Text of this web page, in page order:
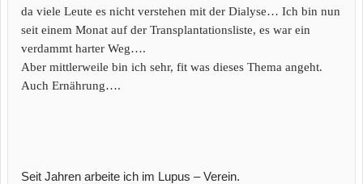
da viele Leute es nicht verstehen mit der Dialyse… Ich bin nun
seit einem Monat auf der Transplantationsliste, es war ein
verdammt harter Weg….
Aber mittlerweile bin ich sehr, fit was dieses Thema angeht.
Auch Ernährung….
Seit Jahren arbeite ich im Lupus – Verein.